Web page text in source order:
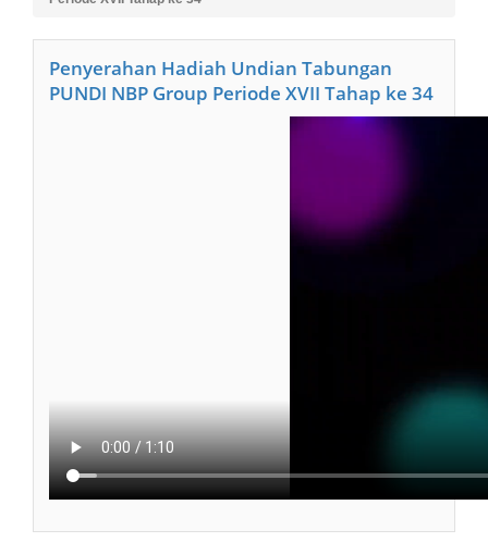
Penyerahan Hadiah Undian Tabungan
PUNDI NBP Group Periode XVII Tahap ke 34